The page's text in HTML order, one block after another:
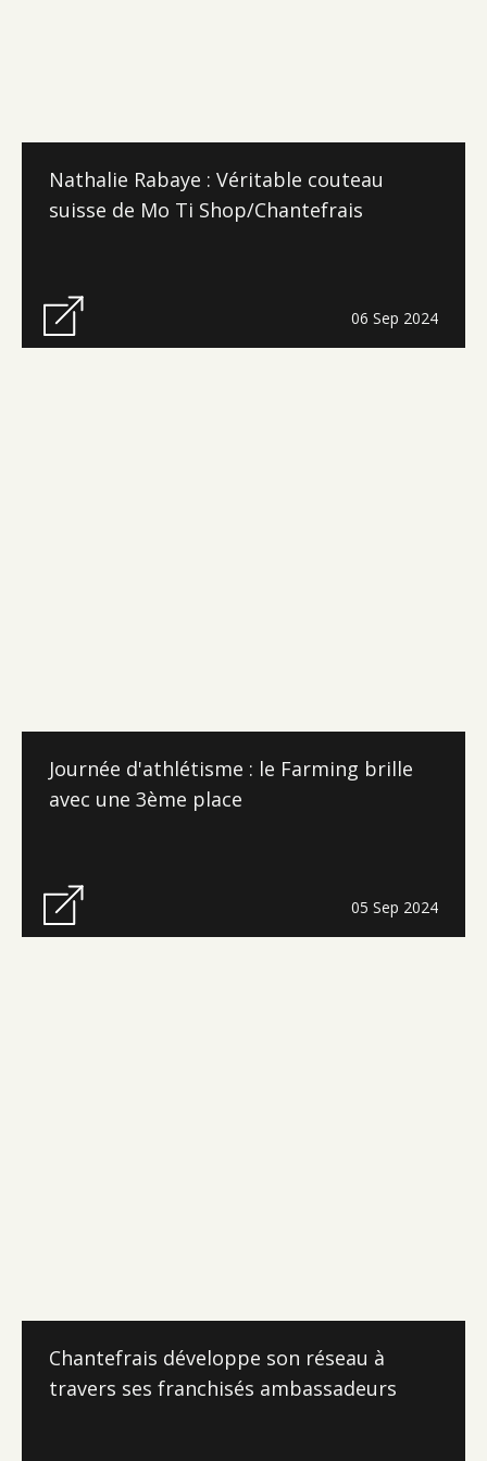
Nathalie Rabaye : Véritable couteau
suisse de Mo Ti Shop/Chantefrais
06 Sep 2024
Journée d'athlétisme : le Farming brille
avec une 3ème place
05 Sep 2024
Chantefrais développe son réseau à
travers ses franchisés ambassadeurs